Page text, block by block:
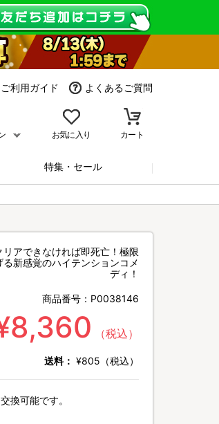
ご利用ガイド よくあるご質問
お気に入り カート
特集・セール
アできなければ即死亡！極限
新感覚のハイテンションコメ
ディ！
商品番号： P0038146
（税込）
送料： ¥805（税込）
換可能です。